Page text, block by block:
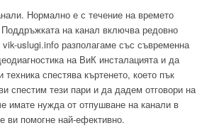
Нормално е с течение на времето
на канал включва редовно
uslugi.info разполагаме със съвременна
на ВиК инсталацията и да
спестява къртенето, което пък
спестим тези пари и да дадем отговори на
имате нужда от отпушване на канали в
помогне най-ефективно.